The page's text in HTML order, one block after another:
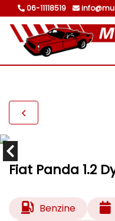
06-11118519
Fiat Panda 1.2
Benzine